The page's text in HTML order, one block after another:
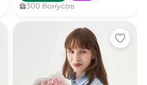
300 бонусов